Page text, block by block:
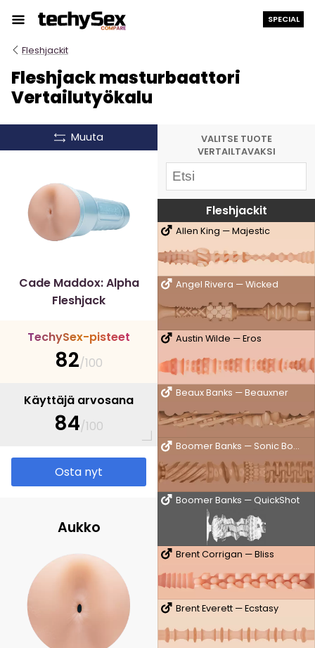
sisältöön
SPECIAL
Fleshjackit
Fleshjack masturbaattori
Vertailutyökalu
VALITSE TUOTE
VERTAILTAVAKSI
Fleshjackit
Allen King — Majestic
Angel Rivera — Wicked
Austin Wilde — Eros
Beaux Banks — Beauxner
Boomer Banks — Sonic Boom
Boomer Banks — QuickShot
Brent Corrigan — Bliss
Brent Everett — Ecstasy
Muuta
Cade Maddox: Alpha
Fleshjack
TechySex-pisteet
82/100
Käyttäjä arvosana
84/100
Osta nyt
Aukko